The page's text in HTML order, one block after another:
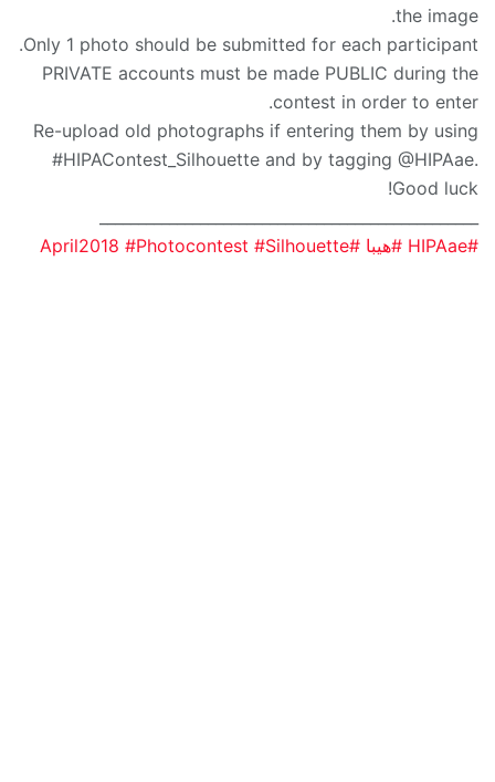
the image.
Only 1 photo should be submitted for each participant.
PRIVATE accounts must be made PUBLIC during the
contest in order to enter.
Re-upload old photographs if entering them by using
#HIPAContest_Silhouette and by tagging @HIPAae.
Good luck!
#
HIPAae
#هيبا #
April2018 #Photocontest #Silhouette